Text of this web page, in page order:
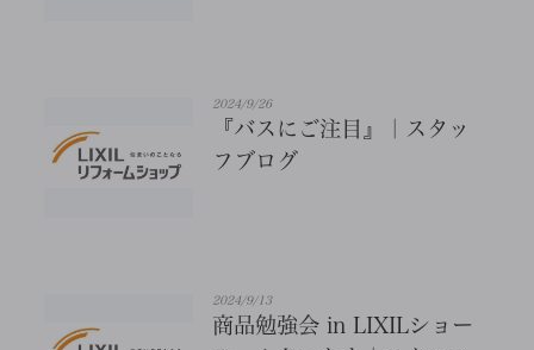
2024/9/26
『バスにご注目』｜スタッ
フブログ
2024/9/13
商品勉強会 in LIXILショー